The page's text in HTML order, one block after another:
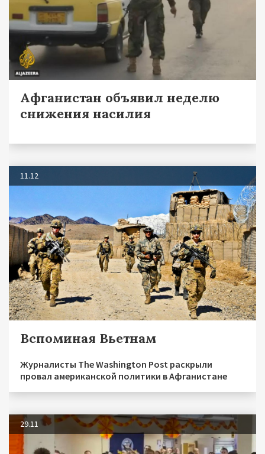
Афганистан объявил неделю
снижения насилия
11.12
Вспоминая Вьетнам
Журналисты The Washington Post раскрыли
провал американской политики в Афганистане
29.11